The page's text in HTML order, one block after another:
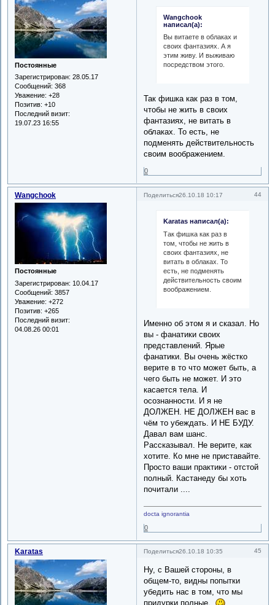
Постоянные
Зарегистрирован: 28.05.17
Сообщений: 368
Уважение: +28
Позитив: +10
Последний визит:
19.07.23 16:55
Wangchook
написал(а):
Вы витаете в облаках и
своих фантазиях. А я
этим живу. И выживаю
посредством этого.
Так фишка как раз в том,
чтобы не жить в своих
фантазиях, не витать в
облаках. То есть, не
подменять действительность
своим воображением.
0
Поделиться 44
26.10.18 10:17
Wangchook
Постоянные
Зарегистрирован: 10.04.17
Сообщений: 3857
Уважение: +272
Позитив: +265
Последний визит:
04.08.26 00:01
Karatas написал(а):
Так фишка как раз в
том, чтобы не жить в
своих фантазиях, не
витать в облаках. То
есть, не подменять
действительность своим
воображением.
Именно об этом я и сказал. Но
вы - фанатики своих
представлений. Ярые
фанатики. Вы очень жёстко
верите в то что может быть, а
чего быть не может. И это
касается тела. И
осознанности. И я не
ДОЛЖЕН. НЕ ДОЛЖЕН вас в
чём то убеждать. И НЕ БУДУ.
Давал вам шанс.
Рассказывал. Не верите, как
хотите. Ко мне не приставайте.
Просто ваши практики - отстой
полный. Кастанеду бы хоть
почитали ....
docta ignorantia
0
Поделиться 45
26.10.18 10:35
Karatas
Ну, с Вашей стороны, в
общем-то, видны попытки
убедить нас в том, что мы
придурки полные.